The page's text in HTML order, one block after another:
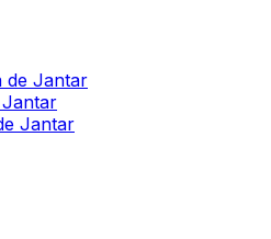
de Jantar
Jantar
Jantar